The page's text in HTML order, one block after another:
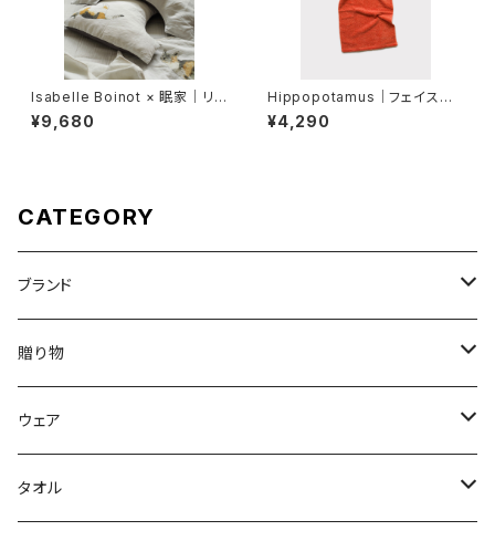
Isabelle Boinot × 眠家｜リ
ネン U字 枕カバー｜レギュラー
サイズ《眠家 限定アイテム》
¥9,680
Hippopotamus｜フェイスタ
オル
¥4,290
CATEGORY
ブランド
DON'T SLEEP
FreshService
N.HOOLYWOOD
贈り物
母の日ギフト
出産祝い
ウェア
メンズウェア
タオル